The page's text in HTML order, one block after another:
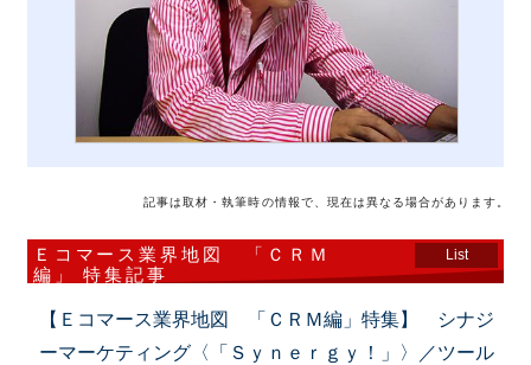
記事は取材・執筆時の情報で、現在は異なる場合があります。
Ｅコマース業界地図 「ＣＲＭ
編」 特集記事
List
【Ｅコマース業界地図 「ＣＲＭ編」特集】 シナジ
ーマーケティング〈「Ｓｙｎｅｒｇｙ！」〉／ツール